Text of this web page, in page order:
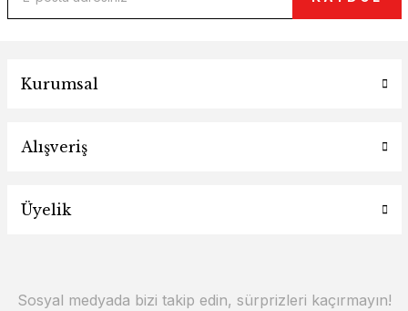
Kurumsal
Alışveriş
Üyelik
Sosyal medyada bizi takip edin, sürprizleri kaçırmayın!